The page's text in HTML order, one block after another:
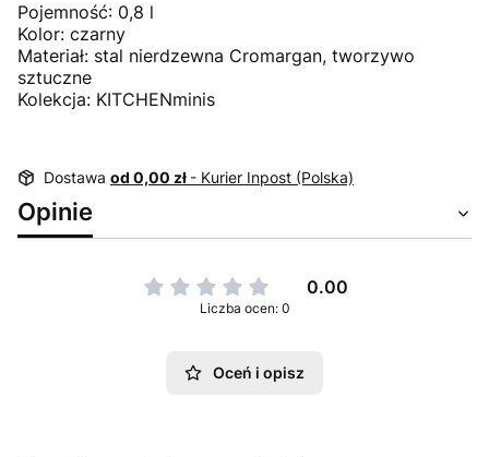
Pojemność: 0,8 l
Kolor: czarny
Materiał: stal nierdzewna Cromargan, tworzywo
sztuczne
Kolekcja: KITCHENminis
Dostawa od 0,00 zł - Kurier Inpost (Polska)
Opinie
0.00
Liczba ocen: 0
Oceń i opisz